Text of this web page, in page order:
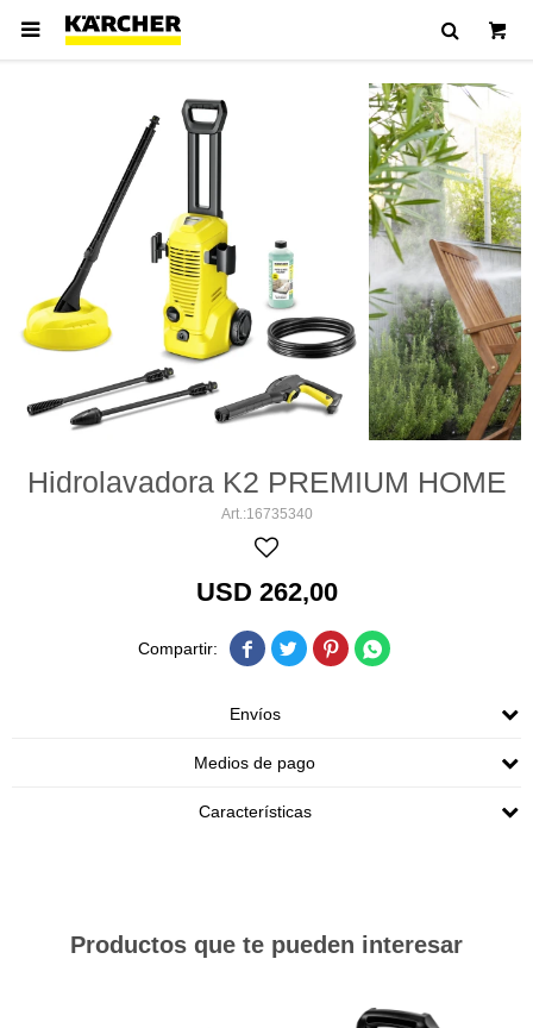

Hidrolavadora K2 PREMIUM HOME
16735340
USD 262,00
   
Envíos
Medios de pago
Características
Productos que te pueden interesar